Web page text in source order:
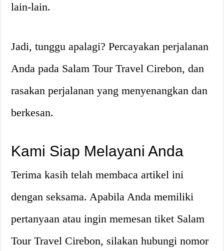
lain-lain.
Jadi, tunggu apalagi? Percayakan perjalanan
Anda pada Salam Tour Travel Cirebon, dan
rasakan perjalanan yang menyenangkan dan
berkesan.
Kami Siap Melayani Anda
Terima kasih telah membaca artikel ini
dengan seksama. Apabila Anda memiliki
pertanyaan atau ingin memesan tiket Salam
Tour Travel Cirebon, silakan hubungi nomor